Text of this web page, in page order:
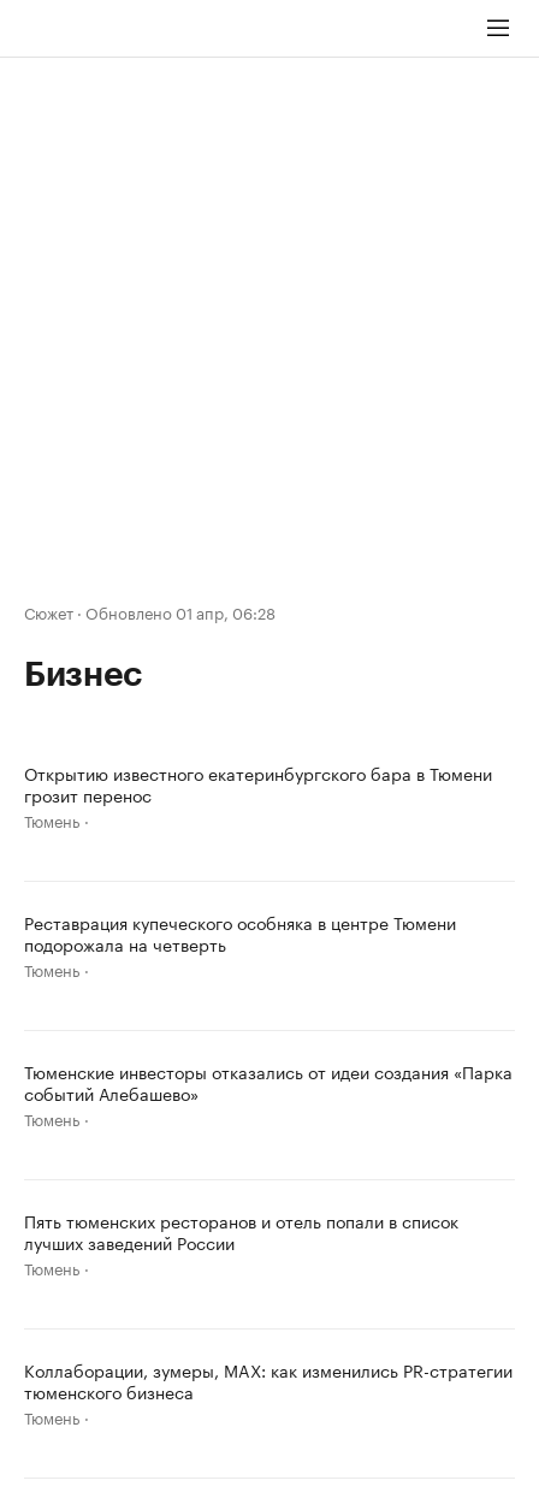
Сюжет · Обновлено 01 апр, 06:28
Бизнес
Открытию известного екатеринбургского бара в Тюмени
грозит перенос
Тюмень
Реставрация купеческого особняка в центре Тюмени
подорожала на четверть
Тюмень
Тюменские инвесторы отказались от идеи создания «Парка
событий Алебашево»
Тюмень
Пять тюменских ресторанов и отель попали в список
лучших заведений России
Тюмень
Коллаборации, зумеры, MAX: как изменились PR-стратегии
тюменского бизнеса
Тюмень